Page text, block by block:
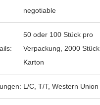
negotiable
50 oder 100 Stück pro
Verpackung, 2000
Karton
L/C, T/T, Western Union